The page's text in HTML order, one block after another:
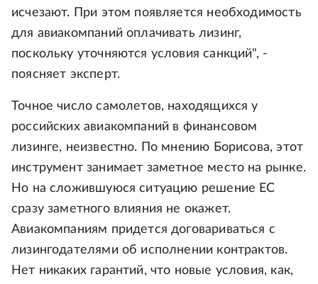
исчезают. При этом появляется необходимость
для авиакомпаний оплачивать лизинг,
поскольку уточняются условия санкций", -
поясняет эксперт.
Точное число самолетов, находящихся у
российских авиакомпаний в финансовом
лизинге, неизвестно. По мнению Борисова, этот
инструмент занимает заметное место на рынке.
Но на сложившуюся ситуацию решение ЕС
сразу заметного влияния не окажет.
Авиакомпаниям придется договариваться с
лизингодателями об исполнении контрактов.
Нет никаких гарантий, что новые условия, как,